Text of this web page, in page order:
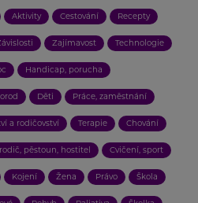
Aktivity Cestování Recepty
Zajímavost Technologie
Handicap, porucha
Děti Práce, zaměstnání
a rodičovství Terapie Chování
pěstoun, hostitel Cvičení, sport
Kojení Žena Právo Škola